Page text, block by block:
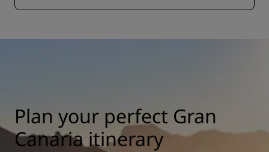
Plan your perfect Gran
Canaria itinerary